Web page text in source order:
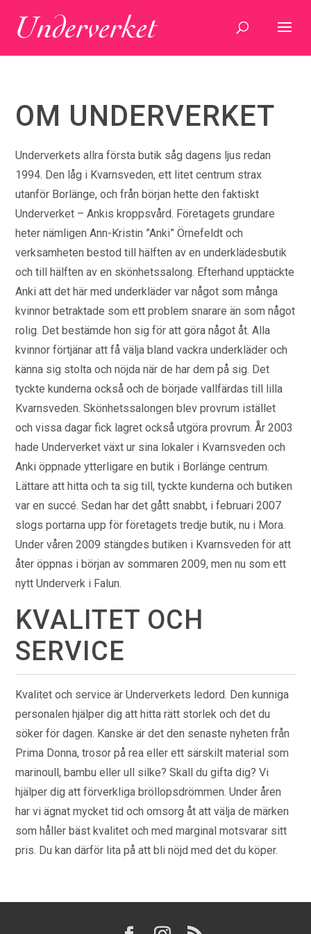
OM UNDERVERKET
Underverkets allra första butik såg dagens ljus redan
1994. Den låg i Kvarnsveden, ett litet centrum strax
utanför Borlänge, och från början hette den faktiskt
Underverket – Ankis kroppsvård. Företagets grundare
heter nämligen Ann-Kristin ”Anki” Örnefeldt och
verksamheten bestod till hälften av en underklädesbutik
och till hälften av en skönhetssalong. Efterhand upptäckte
Anki att det här med underkläder var något som många
kvinnor betraktade som ett problem snarare än som något
rolig. Det bestämde hon sig för att göra något åt. Alla
kvinnor förtjänar att få välja bland vackra underkläder och
känna sig stolta och nöjda när de har dem på sig. Det
tyckte kunderna också och de började vallfärdas till lilla
Kvarnsveden. Skönhetssalongen blev provrum istället
och vissa dagar fick lagret också utgöra provrum. År 2003
hade Underverket växt ur sina lokaler i Kvarnsveden och
Anki öppnade ytterligare en butik i Borlänge centrum.
Lättare att hitta och ta sig till, tyckte kunderna och butiken
var en succé. Sedan har det gått snabbt, i februari 2007
slogs portarna upp för företagets tredje butik, nu i Mora.
Under våren 2009 stängdes butiken i Kvarnsveden för att
åter öppnas i början av sommaren 2009, men nu som ett
nytt Underverk i Falun.
KVALITET OCH
SERVICE
Kvalitet och service är Underverkets ledord. Den kunniga
personalen hjälper dig att hitta rätt storlek och det du
söker för dagen. Kanske är det den senaste nyheten från
Prima Donna, trosor på rea eller ett särskilt material som
marinoull, bambu eller ull silke? Skall du gifta dig? Vi
hjälper dig att förverkliga bröllopsdrömmen. Under åren
har vi ägnat mycket tid och omsorg åt att välja de märken
som håller bäst kvalitet och med marginal motsvarar sitt
pris. Du kan därför lita på att bli nöjd med det du köper.